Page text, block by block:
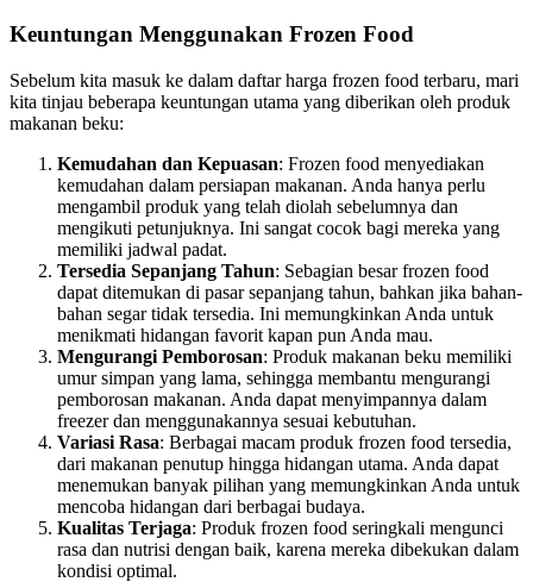
Keuntungan Menggunakan Frozen Food
Sebelum kita masuk ke dalam daftar harga frozen food terbaru, mari
kita tinjau beberapa keuntungan utama yang diberikan oleh produk
makanan beku:
Kemudahan dan Kepuasan: Frozen food menyediakan
kemudahan dalam persiapan makanan. Anda hanya perlu
mengambil produk yang telah diolah sebelumnya dan
mengikuti petunjuknya. Ini sangat cocok bagi mereka yang
memiliki jadwal padat.
Tersedia Sepanjang Tahun: Sebagian besar frozen food
dapat ditemukan di pasar sepanjang tahun, bahkan jika bahan-
bahan segar tidak tersedia. Ini memungkinkan Anda untuk
menikmati hidangan favorit kapan pun Anda mau.
Mengurangi Pemborosan: Produk makanan beku memiliki
umur simpan yang lama, sehingga membantu mengurangi
pemborosan makanan. Anda dapat menyimpannya dalam
freezer dan menggunakannya sesuai kebutuhan.
Variasi Rasa: Berbagai macam produk frozen food tersedia,
dari makanan penutup hingga hidangan utama. Anda dapat
menemukan banyak pilihan yang memungkinkan Anda untuk
mencoba hidangan dari berbagai budaya.
Kualitas Terjaga: Produk frozen food seringkali mengunci
rasa dan nutrisi dengan baik, karena mereka dibekukan dalam
kondisi optimal.